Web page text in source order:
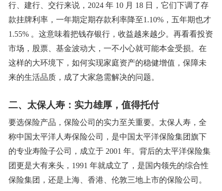
行、建行、交行来说， 2024 年 10 月 18 日，它们下调了存
款挂牌利率，一年期定期存款利率降至1.10%，五年期也才
1.55% 。这意味着把钱存银行，收益越来越少。再看看投资
市场，股票、基金波动大，一不小心就可能本金受损。在
这样的大环境下，如何实现家庭资产的稳健增值，保障未
来的生活品质，成了大家急需解决的问题。
二、太保人寿：实力雄厚，值得托付
要选保险产品，保险公司的实力至关重要。太保人寿，全
称中国太平洋人寿保险公司，是中国太平洋保险集团旗下
的专业寿险子公司，成立于 2001 年。背后的太平洋保险集
团更是大有来头，1991 年就成立了，是国内领先的综合性
保险集团，还是上海、香港、伦敦三地上市的保险公司。